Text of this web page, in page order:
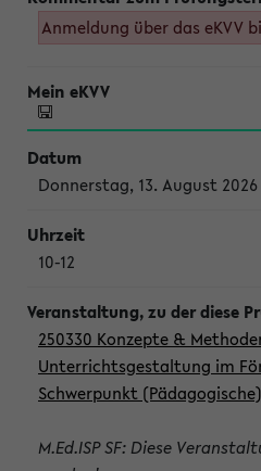
Anmeldung über das eKVV
Donnerstag, 13. August 2026
10-12
250330 Konzepte &
Unterrichtsgestaltung im
Schwerpunkt
M.Ed.ISP SF: Diese